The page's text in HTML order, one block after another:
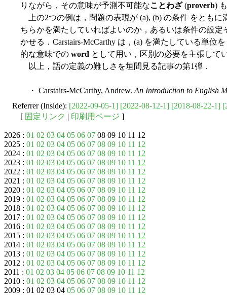
りながら，その意味が予測不可能なことわざ(proverb)
上の2つの例は，問題の表現が (a), (b) の条件 をとも
ちらかを満たしていればよいのか，あるいは条件の設
かせる．Carstairs-McCarthy は，(a) を満たしている単位を
的な意味での word として用い，区別の必要を主張して
以上，語の定義の難しさを垣間見る記事の第1弾．
・ Carstairs-McCarthy, Andrew. An Introduction to English
Referrer (Inside): [2022-09-05-1] [2022-08-12-1] [2018-08-22-1]
[ 固定リンク | 印刷用ページ ]
2026 : 01 02 03 04 05 06 07 08 09 10 11 12
2025 : 01 02 03 04 05 06 07 08 09 10 11 12
2024 : 01 02 03 04 05 06 07 08 09 10 11 12
2023 : 01 02 03 04 05 06 07 08 09 10 11 12
2022 : 01 02 03 04 05 06 07 08 09 10 11 12
2021 : 01 02 03 04 05 06 07 08 09 10 11 12
2020 : 01 02 03 04 05 06 07 08 09 10 11 12
2019 : 01 02 03 04 05 06 07 08 09 10 11 12
2018 : 01 02 03 04 05 06 07 08 09 10 11 12
2017 : 01 02 03 04 05 06 07 08 09 10 11 12
2016 : 01 02 03 04 05 06 07 08 09 10 11 12
2015 : 01 02 03 04 05 06 07 08 09 10 11 12
2014 : 01 02 03 04 05 06 07 08 09 10 11 12
2013 : 01 02 03 04 05 06 07 08 09 10 11 12
2012 : 01 02 03 04 05 06 07 08 09 10 11 12
2011 : 01 02 03 04 05 06 07 08 09 10 11 12
2010 : 01 02 03 04 05 06 07 08 09 10 11 12
2009 : 01 02 03 04 05 06 07 08 09 10 11 12